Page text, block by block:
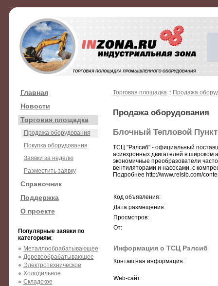
Главная
Новости
Торговая площадка
Продажа оборудования
Покупка оборудования
Заявки за неделю
Разместить заявку
Справочник
Поддержка
О проекте
Популярные заявки по
категориям:
Металлообрабатывающее
Деревообрабатывающее
Электротехническое
Холодильное
Складское
Торговая площадка:: Продажа
Продажа оборудования
Блочный Тепловой
ТСЦ "Рэлсиб" - официальный
асинхронных двигателей в широком
экономичные преобразователи
вентиляторами и насосами, с
Подробнее http://www.relsib.com/
Код объявления:
Дата размещения:
Просмотров:
От:
Информация о ТСЦ Рэлсиб
Контактная информация:
Web-сайт: